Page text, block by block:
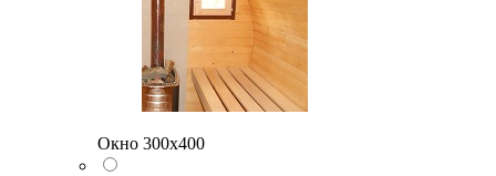
Окно 300х400